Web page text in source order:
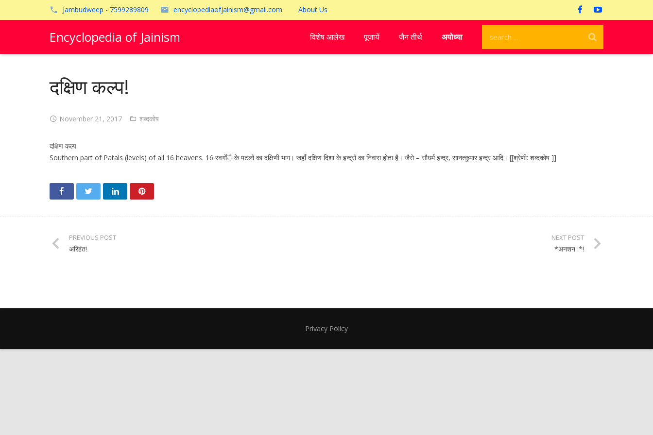
Jambudweep - 7599289809 encyclopediaofjainism@gmail.com About Us
Encyclopedia of Jainism विशेष आलेख पूजायें जैन तीर्थ अयोध्या
दक्षिण कल्प!
November 21, 2017 शब्दकोष
दक्षिण कल्प
Southern part of Patals (levels) of all 16 heavens. 16 स्वर्गोंे के पटलों का दक्षिणी भाग। जहाँ दक्षिण दिशा के इन्द्रों का निवास होता है। जैसे – सौधर्म इन्द्र, सानत्कुमार इन्द्र आदि। [[श्रेणी: शब्दकोष ]]
PREVIOUS POST
अरिहंत!
NEXT POST
*अनशन :*!
Privacy Policy